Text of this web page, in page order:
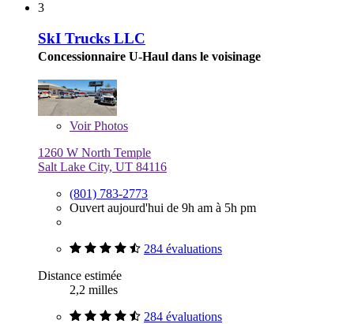
3
SkI Trucks LLC
Concessionnaire U-Haul dans le voisinage
VoirPhotos
1260 W North Temple
Salt Lake City, UT 84116
(801) 783-2773
Ouvert aujourd'hui de 9h am à 5h pm
284 évaluations
Distance estimée
2,2 milles
284 évaluations